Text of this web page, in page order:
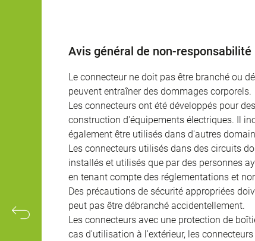
Avis général de non-responsabilité
Le connecteur ne doit pas être branché ou
peuvent entraîner des dommages corporels.
Les connecteurs ont été développés pour
construction d'équipements électriques. Il
également être utilisés dans d'autres
Les connecteurs utilisés dans des circuits
installés et utilisés que par des personnes
en tenant compte des réglementations et
Des précautions de sécurité appropriées
peut pas être débranché accidentellement.
Les connecteurs avec une protection de
cas d'utilisation à l'extérieur, les